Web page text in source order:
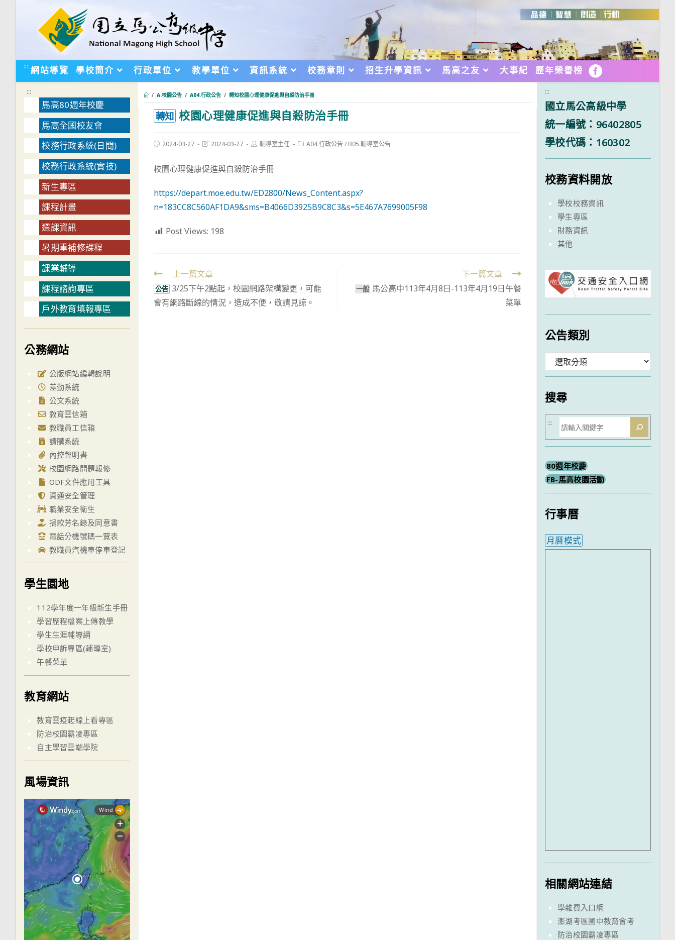
::: 網站導覽 學校簡介 行政單位 教學單位 資訊系統 校務章則 招生升學資訊 馬高之友 大事紀 歷年榮譽榜 FB
/ A.校園公告 / A04.行政公告 / 轉知校園心理健康促進與自殺防治手冊
轉知 校園心理健康促進與自殺防治手冊
Post2024-03-27
Post2024-03-27
Post輔導室主任
PostA04.行政公告/ B05.輔導室公告
校園心理健康促進與自殺防治手冊
https://depart.moe.edu.tw/ED2800/News_Content.aspx?
n=183CC8C560AF1DA9&sms=B4066D3925B9C8C3&s=5E467A7699005F98
Post Views: 198
Read
more
articles
上一篇文章
公告 3/25下午2點起，校園網路架構變更，可能
會有網路斷線的情況，造成不便，敬請見諒。
下一篇文章
⼀般 馬公高中113年4月8日-113年4月19日午餐
菜單
:::
馬高80週年校慶
馬高全國校友會
校務行政系統(日間)
校務行政系統(實技)
新生專區
課程計畫
選課資訊
暑期重補修課程
課業輔導
課程諮詢專區
戶外教育填報專區
公務網站
公版網站編輯說明
差勤系統
公文系統
教育雲信箱
教職員工信箱
請購系統
內控聲明書
校園網路問題報修
ODF文件應用工具
資通安全管理
職業安全衛生
捐款芳名錄及同意書
電話分機號碼一覽表
教職員汽機車停車登記
學生園地
112學年度一年級新生手冊
學習歷程檔案上傳教學
學生生涯輔導網
學校申訴專區(輔導室)
午餐菜單
教育網站
教育雲疫起線上看專區
防治校園霸凌專區
自主學習雲端學院
風場資訊
:::
國立馬公高級中學
統一編號：96402805
學校代碼：160302
校務資料開放
學校校務資訊
學生專區
財務資訊
其他
公告類別
類
搜尋
搜
尋
:::
80週年校慶
FB-馬高校園活動
行事曆
月曆模式
相關網站連結
學雜費入口網
澎湖考區國中教育會考
防治校園霸凌專區